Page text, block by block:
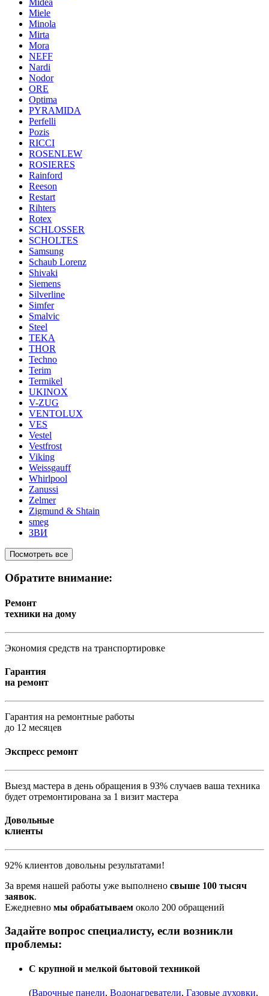
Miele
Minola
Mirta
Mora
NEFF
Nardi
Nodor
ORE
Optima
PYRAMIDA
Perfelli
Pozis
RICCI
ROSENLEW
ROSIERES
Rainford
Reeson
Restart
Rihters
Rotex
SCHLOSSER
SCHOLTES
Samsung
Schaub Lorenz
Shivaki
Siemens
Silverline
Simfer
Smalvic
Steel
TEKA
THOR
Techno
Terim
Termikel
UKINOX
V-ZUG
VENTOLUX
VES
Vestel
Vestfrost
Viking
Weissgauff
Whirlpool
Zanussi
Zelmer
Zigmund & Shtain
smeg
ЗВИ
Посмотреть все
Обратите внимание:
Ремонт
техники на дому
Экономия средств на транспортировке
Гарантия
на ремонт
Гарантия на ремонтные работы
до 12 месяцев
Экспресс ремонт
Выезд мастера в день обращения в 93% случаев ваша техника
будет отремонтирована за 1 визит мастера
Довольные
клиенты
92% клиентов довольны результатами!
За время нашей работы уже выполнено свыше 100 тысяч
заявок.
Ежедневно мы обрабатываем около 200 обращений
Задайте вопрос специалисту, если возникли
проблемы:
С крупной и мелкой бытовой техникой
(Варочные панели, Водонагреватели, Газовые духовки,